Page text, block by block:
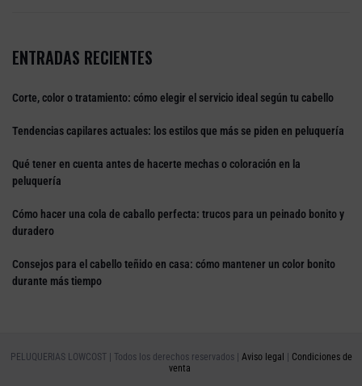
ENTRADAS RECIENTES
Corte, color o tratamiento: cómo elegir el servicio ideal según tu cabello
Tendencias capilares actuales: los estilos que más se piden en peluquería
Qué tener en cuenta antes de hacerte mechas o coloración en la
peluquería
Cómo hacer una cola de caballo perfecta: trucos para un peinado bonito y
duradero
Consejos para el cabello teñido en casa: cómo mantener un color bonito
durante más tiempo
PELUQUERIAS LOWCOST | Todos los derechos reservados | Aviso legal | Condiciones de
venta